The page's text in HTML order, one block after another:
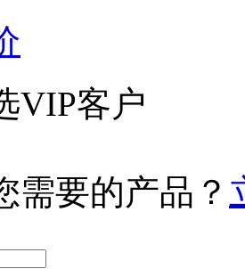
VIP客户
需要的产品？